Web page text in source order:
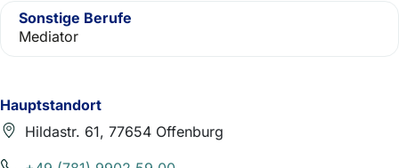
Hauptstandort
Hildastr. 61, 77654 Offenburg
Sonstige Berufe
Mediator